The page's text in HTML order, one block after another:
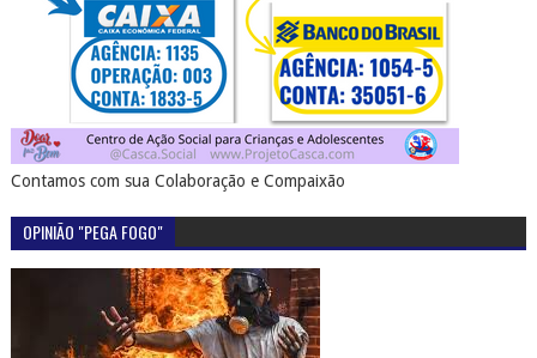
Contamos com sua Colaboração e Compaixão
OPINIÃO "PEGA FOGO"